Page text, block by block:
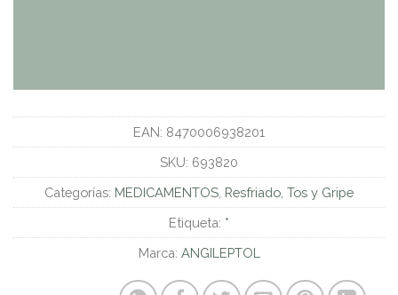
EAN: 8470006938201
SKU: 693820
Categorías: MEDICAMENTOS Resfriado, Tos y Gripe
Etiqueta: *
Marca: ANGILEPTOL